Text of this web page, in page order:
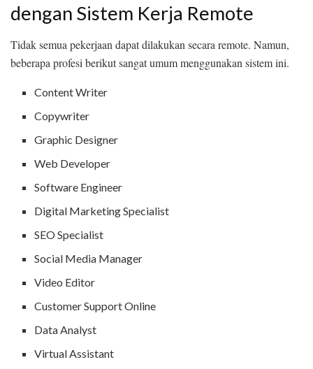
dengan Sistem Kerja Remote
Tidak semua pekerjaan dapat dilakukan secara remote. Namun,
beberapa profesi berikut sangat umum menggunakan sistem ini.
Content Writer
Copywriter
Graphic Designer
Web Developer
Software Engineer
Digital Marketing Specialist
SEO Specialist
Social Media Manager
Video Editor
Customer Support Online
Data Analyst
Virtual Assistant